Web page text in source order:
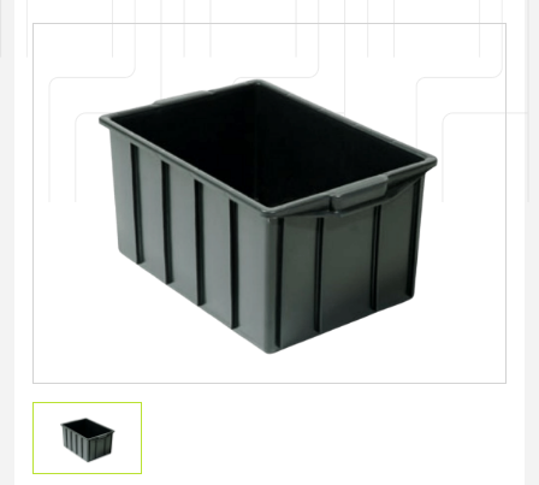
Brasília - Asa Sul
Goiânia - Jardim América II
Belo Horizonte - Belo Horizonte